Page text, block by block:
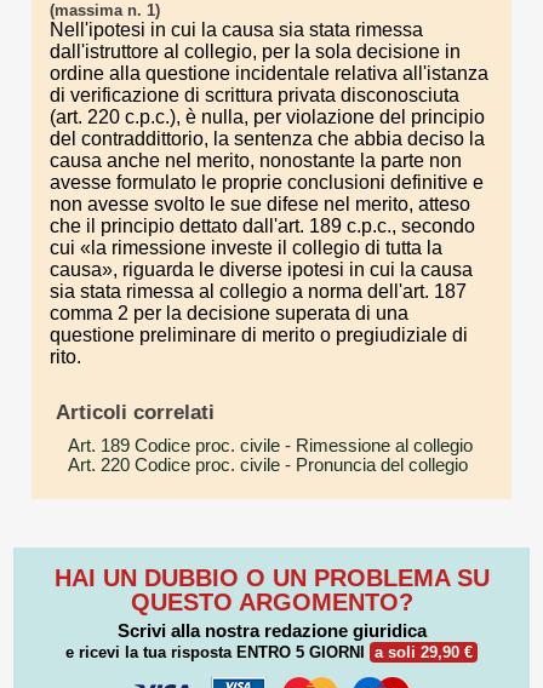
(massima n. 1)
Nell'ipotesi in cui la causa sia stata rimessa
dall'istruttore al collegio, per la sola decisione in
ordine alla questione incidentale relativa all'istanza
di verificazione di scrittura privata disconosciuta
(art. 220 c.p.c.), è nulla, per violazione del principio
del contraddittorio, la sentenza che abbia deciso la
causa anche nel merito, nonostante la parte non
avesse formulato le proprie conclusioni definitive e
non avesse svolto le sue difese nel merito, atteso
che il principio dettato dall'art. 189 c.p.c., secondo
cui «la rimessione investe il collegio di tutta la
causa», riguarda le diverse ipotesi in cui la causa
sia stata rimessa al collegio a norma dell'art. 187
comma 2 per la decisione superata di una
questione preliminare di merito o pregiudiziale di
rito.
Articoli correlati
Art. 189 Codice proc. civile - Rimessione al collegio
Art. 220 Codice proc. civile - Pronuncia del collegio
HAI UN DUBBIO O UN PROBLEMA SU
QUESTO ARGOMENTO?
Scrivi alla nostra redazione giuridica
e ricevi la tua risposta ENTRO 5 GIORNI a soli 29,90 €